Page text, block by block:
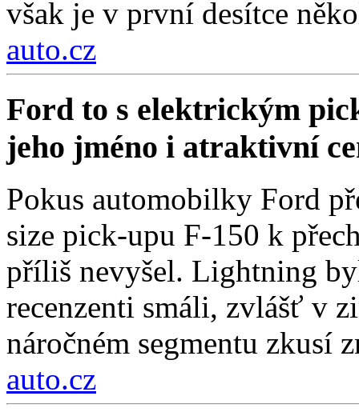
však je v první desítce
auto.cz
Ford to s elektrickým
jeho jméno i atraktivní
Pokus automobilky Ford
size pick-upu F-150 k
příliš nevyšel. Lightning
recenzenti smáli, zvlášť v
náročném segmentu zkusí
auto.cz